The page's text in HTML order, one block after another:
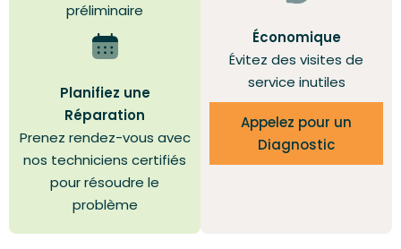
préliminaire
Planifiez une
Réparation
Prenez rendez-vous avec
nos techniciens certifiés
pour résoudre le
problème
Économique
Évitez des visites de
service inutiles
Appelez pour un
Diagnostic